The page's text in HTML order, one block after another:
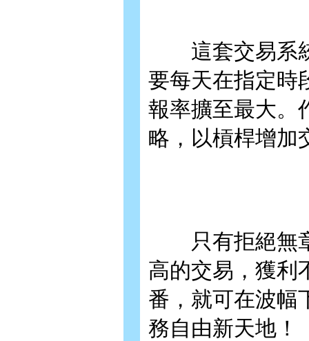
這套交易系統
要每天在指定時
報率擴至最大。
略，以槓桿增加
只有拒絕無章
高的交易，獲利
番，就可在波幅
務自由新天地！